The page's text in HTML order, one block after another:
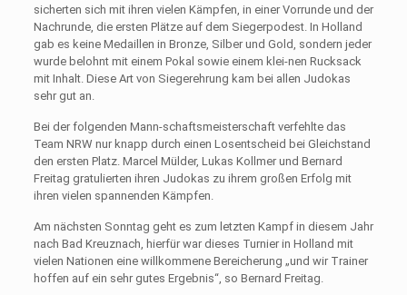
sicherten sich mit ihren vielen Kämpfen, in einer Vorrunde und der
Nachrunde, die ersten Plätze auf dem Siegerpodest. In Holland
gab es keine Medaillen in Bronze, Silber und Gold, sondern jeder
wurde belohnt mit einem Pokal sowie einem klei-nen Rucksack
mit Inhalt. Diese Art von Siegerehrung kam bei allen Judokas
sehr gut an.
Bei der folgenden Mann-schaftsmeisterschaft verfehlte das
Team NRW nur knapp durch einen Losentscheid bei Gleichstand
den ersten Platz. Marcel Mülder, Lukas Kollmer und Bernard
Freitag gratulierten ihren Judokas zu ihrem großen Erfolg mit
ihren vielen spannenden Kämpfen.
Am nächsten Sonntag geht es zum letzten Kampf in diesem Jahr
nach Bad Kreuznach, hierfür war dieses Turnier in Holland mit
vielen Nationen eine willkommene Bereicherung „und wir Trainer
hoffen auf ein sehr gutes Ergebnis“, so Bernard Freitag.